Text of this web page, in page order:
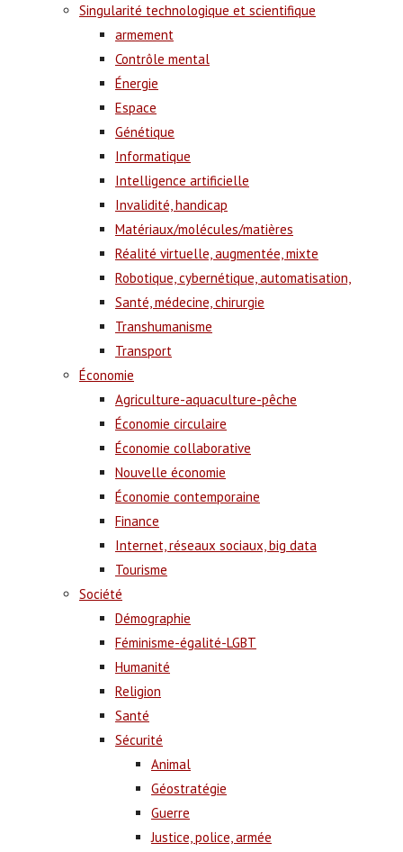
Singularité technologique et scientifique
armement
Contrôle mental
Énergie
Espace
Génétique
Informatique
Intelligence artificielle
Invalidité, handicap
Matériaux/molécules/matières
Réalité virtuelle, augmentée, mixte
Robotique, cybernétique, automatisation,
Santé, médecine, chirurgie
Transhumanisme
Transport
Économie
Agriculture-aquaculture-pêche
Économie circulaire
Économie collaborative
Nouvelle économie
Économie contemporaine
Finance
Internet, réseaux sociaux, big data
Tourisme
Société
Démographie
Féminisme-égalité-LGBT
Humanité
Religion
Santé
Sécurité
Animal
Géostratégie
Guerre
Justice, police, armée